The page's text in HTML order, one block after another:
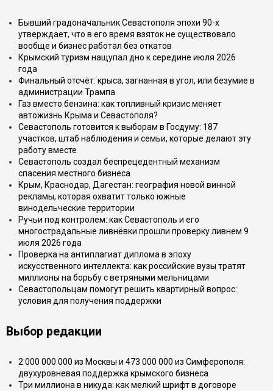
Бывший градоначальник Севастополя эпохи 90-х
утверждает, что в его время взяток не существовало
вообще и бизнес работал без откатов
Крымский туризм нащупал дно к середине июля 2026
года
Финальный отсчёт: крыса, загнанная в угол, или безумие в
администрации Трампа
Газ вместо бензина: как топливный кризис меняет
автожизнь Крыма и Севастополя?
Севастополь готовится к выборам в Госдуму: 187
участков, штаб наблюдения и семьи, которые делают эту
работу вместе
Севастополь создал беспрецедентный механизм
спасения местного бизнеса
Крым, Краснодар, Дагестан: география новой винной
рекламы, которая охватит только южные
винодельческие территории
Ручьи под контролем: как Севастополь и его
многострадальные ливнёвки прошли проверку ливнем 9
июля 2026 года
Проверка на антиплагиат диплома в эпоху
искусственного интеллекта: как российские вузы тратят
миллионы на борьбу с ветряными мельницами
Севастопольцам помогут решить квартирный вопрос:
условия для получения поддержки
Выбор редакции
2 000 000 000 из Москвы и 473 000 000 из Симферополя:
двухуровневая поддержка крымского бизнеса
Три миллиона в никуда: как мелкий шрифт в договоре